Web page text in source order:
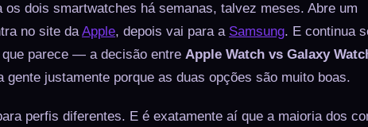
os dois smartwatches há semanas, talvez meses. Abre um
no site daApple, depois vai para a Samsung. E continua
parece — a decisão entre Apple Watch vs Galaxy
gente justamente porque as duas opções são muito boas.
perfis diferentes. E é exatamente aí que a maioria dos